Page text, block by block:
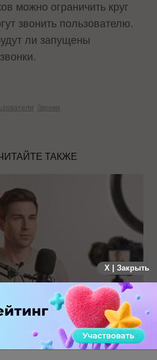
можно ограничить круг
звонить пользователю.
ли запущены
Звонки
ТАКЖЕ
маркетинга вошел в фазу
лет роста
X | Закрыть